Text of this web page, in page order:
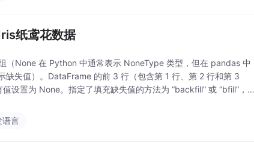
纸鸢花数据
（None 在 Python 中通常表示 NoneType 类型，但在 pandas 中
失值）。DataFrame 的前 3 行（包含第 1 行、第 2 行和第 3
设置为 None。指定了填充缺失值的方法为 “backfill” 或 “bfill”，这
语言